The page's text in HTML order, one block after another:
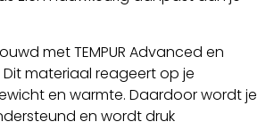
met TEMPUR Advanced en
materiaal reageert op je
en warmte. Daardoor wordt je
en wordt druk